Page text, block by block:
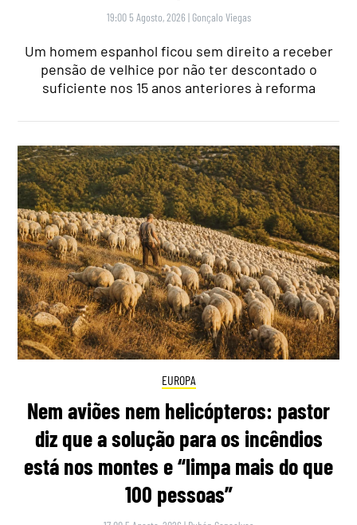
19:00 5 Agosto, 2026 | Gonçalo Viegas
Um homem espanhol ficou sem direito a receber
pensão de velhice por não ter descontado o
suficiente nos 15 anos anteriores à reforma
EUROPA
Nem aviões nem helicópteros: pastor
diz que a solução para os incêndios
está nos montes e “limpa mais do que
100 pessoas”